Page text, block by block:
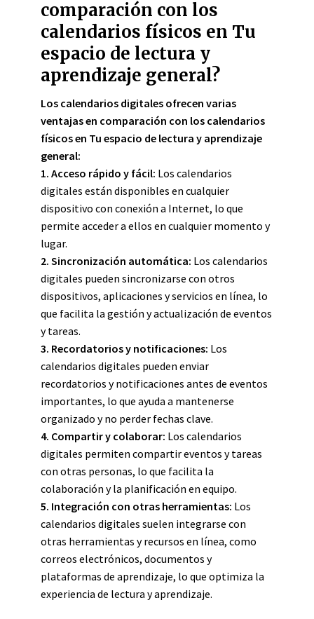
comparación con los
calendarios físicos en Tu
espacio de lectura y
aprendizaje general?
Los calendarios digitales ofrecen varias
ventajas en comparación con los calendarios
físicos en Tu espacio de lectura y aprendizaje
general:
1. Acceso rápido y fácil: Los calendarios
digitales están disponibles en cualquier
dispositivo con conexión a Internet, lo que
permite acceder a ellos en cualquier momento y
lugar.
2. Sincronización automática: Los calendarios
digitales pueden sincronizarse con otros
dispositivos, aplicaciones y servicios en línea, lo
que facilita la gestión y actualización de eventos
y tareas.
3. Recordatorios y notificaciones: Los
calendarios digitales pueden enviar
recordatorios y notificaciones antes de eventos
importantes, lo que ayuda a mantenerse
organizado y no perder fechas clave.
4. Compartir y colaborar: Los calendarios
digitales permiten compartir eventos y tareas
con otras personas, lo que facilita la
colaboración y la planificación en equipo.
5. Integración con otras herramientas: Los
calendarios digitales suelen integrarse con
otras herramientas y recursos en línea, como
correos electrónicos, documentos y
plataformas de aprendizaje, lo que optimiza la
experiencia de lectura y aprendizaje.